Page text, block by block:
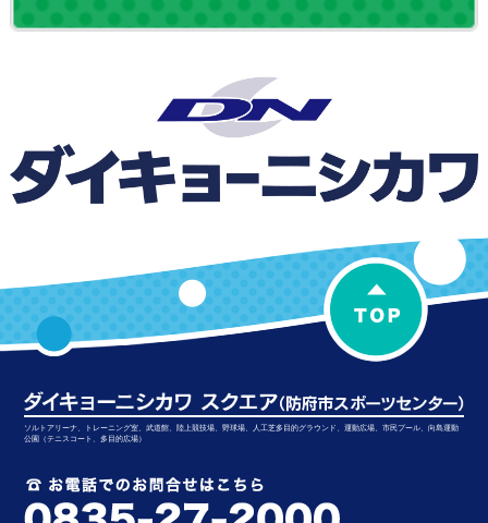
ソルトアリーナ、トレーニング室、武道館、陸上競技場、野球場、人工芝多目的グラウンド、運動広場、市民プール、向島運動
公園（テニスコート、多目的広場）